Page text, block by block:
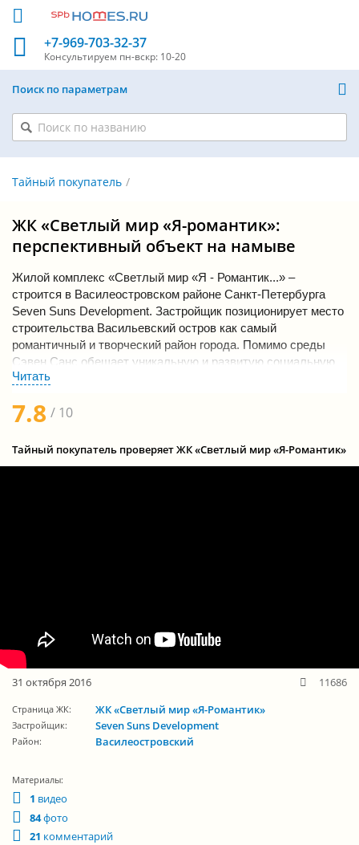
+7-969-703-32-37
Консультируем пн-вскр: 10-20
Поиск по параметрам
Тайный покупатель
7.8 / 10
ЖК «Светлый мир «Я-романтик»:
перспективный объект на намыве
Жилой комплекс «Светлый мир «Я - Романтик...» –
строится в Василеостровском районе Санкт-Петербурга
Seven Suns Development. Застройщик позиционирует место
строительства Васильевский остров как самый
романтичный и творческий район города. Помимо среды
Сэвен Санс обещает уникальную и развитую социальную
инфраструктуру.
На проверку этого нашумевшего жилого комплекса на
Васильевском острове отправился наш Тайный покупатель.
Тайный покупатель проверяет ЖК «Светлый мир «Я-Романтик»
11686
31 октября 2016
Страница ЖК: ЖК «Светлый мир «Я-Романтик»
Застройщик: Seven Suns Development
Район: Василеостровский
Материалы:
1 видео
84фото
21 комментарий